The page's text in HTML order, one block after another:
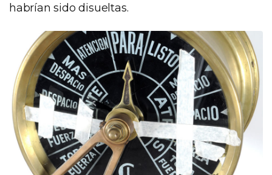
habrían sido disueltas.